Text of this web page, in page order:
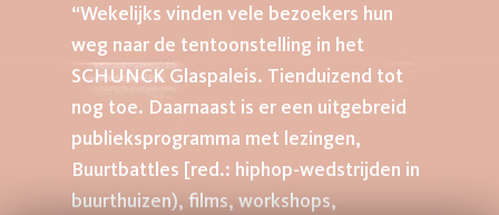
“Wekelijks vinden vele bezoekers hun
weg naar de tentoonstelling in het
SCHUNCK Glaspaleis. Tienduizend tot
nog toe. Daarnaast is er een uitgebreid
publieksprogramma met lezingen,
Buurtbattles [red.: hiphop-wedstrijden in
buurthuizen), films, workshops,